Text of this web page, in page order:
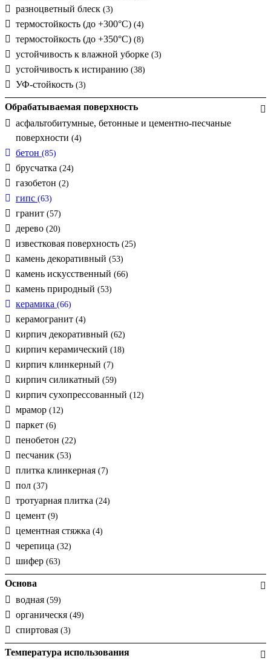
разноцветный блеск (3)
термостойкость (до +300°С) (4)
термостойкость (до +350°С) (8)
устойчивость к влажной уборке (3)
устойчивость к истиранию (38)
УФ-стойкость (3)
Обрабатываемая поверхность
асфальтобитумные, бетонные и цементно-песчаные
поверхности (4)
бетон (85)
брусчатка (24)
газобетон (2)
гипс (63)
гранит (57)
дерево (20)
известковая поверхность (25)
камень декоративный (53)
камень искусственный (66)
камень природный (53)
керамика (66)
керамогранит (4)
кирпич декоративный (62)
кирпич керамический (18)
кирпич клинкерный (7)
кирпич силикатный (59)
кирпич сухопрессованный (12)
мрамор (12)
паркет (6)
пенобетон (22)
песчаник (53)
плитка клинкерная (7)
пол (37)
тротуарная плитка (24)
цемент (9)
цементная стяжка (4)
черепица (32)
шифер (63)
Основа
водная (59)
органическя (49)
спиртовая (3)
Температура использования